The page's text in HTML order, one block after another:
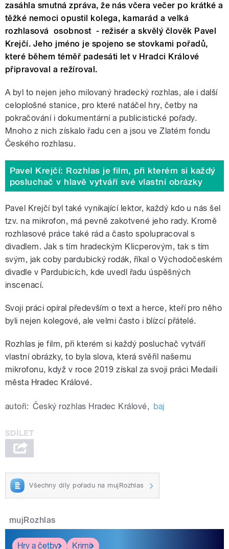
zasáhla smutná zpráva, že nás včera večer po krátké a
těžké nemoci opustil kolega, kamarád a velká
rozhlasová osobnost - režisér a skvělý člověk Pavel
Krejčí. Jeho jméno je spojeno se stovkami pořadů,
které během téměř padesáti let v Hradci Králové
připravoval a režíroval.
A byl to nejen jeho milovaný hradecký rozhlas, ale i další
celoplošné stanice, pro které natáčel hry, četby na
pokračování i dokumentární a publicistické pořady.
Mnoho z nich získalo řadu cen a jsou ve Zlatém fondu
Českého rozhlasu.
Pavel Krejčí: Rozhlas je film, při kterém si každý
posluchač v hlavě vytváří své vlastní obrázky
Pavel Krejčí byl také vynikající lektor, každý kdo u nás šel
tzv. na mikrofon, má pevně zakotvené jeho rady. Kromě
rozhlasové práce také rád a často spolupracoval s
divadlem. Jak s tím hradeckým Klicperovým, tak s tím
svým, jak coby pardubický rodák, říkal o Východočeském
divadle v Pardubicích, kde uvedl řadu úspěšných
inscenací.
Svoji práci opíral především o text a herce, kteří pro něho
byli nejen kolegové, ale velmi často i blízcí přátelé.
Rozhlas je film, při kterém si každý posluchač vytváří
vlastní obrázky, to byla slova, která svěřil našemu
mikrofonu, když v roce 2019 získal za svoji práci Medaili
města Hradec Králové.
autoři: Český rozhlas Hradec Králové, baj
Všechny díly pořadu na mujRozhlas
mujRozhlas
Hry a četby Krimi